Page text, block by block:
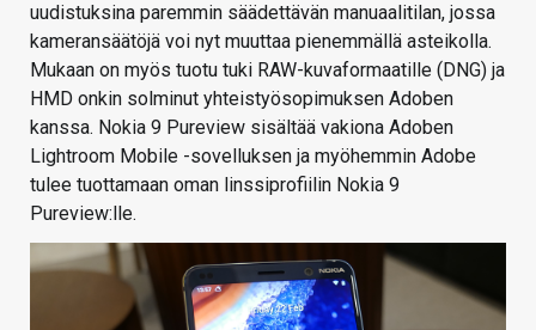
uudistuksina paremmin säädettävän manuaalitilan, jossa
kameransäätöjä voi nyt muuttaa pienemmällä asteikolla.
Mukaan on myös tuotu tuki RAW-kuvaformaatille (DNG) ja
HMD onkin solminut yhteistyösopimuksen Adoben
kanssa. Nokia 9 Pureview sisältää vakiona Adoben
Lightroom Mobile -sovelluksen ja myöhemmin Adobe
tulee tuottamaan oman linssiprofiilin Nokia 9
Pureview:lle.